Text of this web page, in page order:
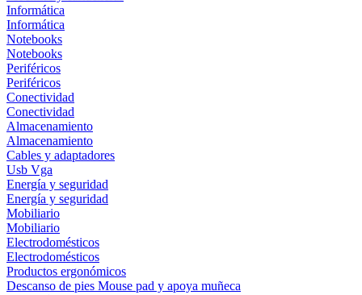
Informática
Informática
Notebooks
Notebooks
Periféricos
Periféricos
Conectividad
Conectividad
Almacenamiento
Almacenamiento
Cables y adaptadores
Usb Vga
Energía y seguridad
Energía y seguridad
Mobiliario
Mobiliario
Electrodomésticos
Electrodomésticos
Productos ergonómicos
Descanso de pies Mouse pad y apoya muñeca